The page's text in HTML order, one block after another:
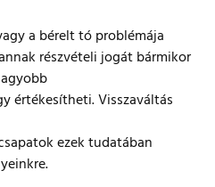
a bérelt tó problémája
részvételi jogát bármikor
értékesítheti. Visszaváltás
ezek tudatában